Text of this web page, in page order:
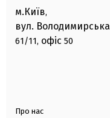
м.Київ,
вул. Володимирська
61/11, офіс 50
Про нас